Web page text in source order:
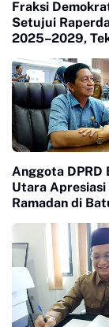
Fraksi
Setujui
2025–2029,
dan
Anggota DPRD
Utara
Ramadan di